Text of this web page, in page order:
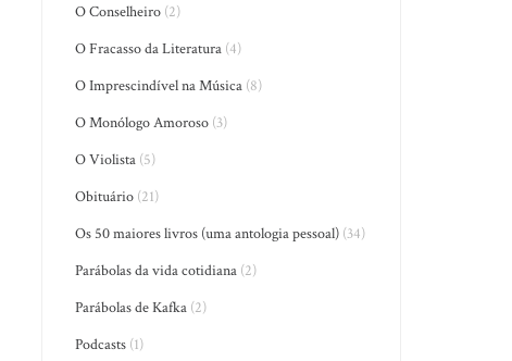
O Conselheiro (2)
O Fracasso da Literatura (4)
O Imprescindível na Música (8)
O Monólogo Amoroso (3)
O Violista (5)
Obituário (21)
Os 50 maiores livros (uma antologia pessoal) (34)
Parábolas da vida cotidiana (2)
Parábolas de Kafka (2)
Podcasts (1)